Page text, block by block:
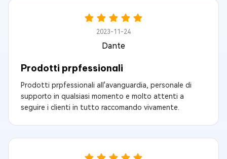
2023-11-24
Dante
Prodotti prpfessionali
Prodotti prpfessionali all'avanguardia, personale di
supporto in qualsiasi momento e molto attenti a
seguire i clienti in tutto raccomando vivamente.